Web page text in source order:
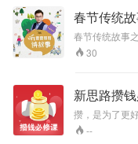
人、器量、骄
实……在作者凝
微、资质平平
错过的大家的
有震撼力的叙
育终成大才的
者:李志
春节传统
春节传统故事
中，有很多好
小朋友们也可
的事呢？ 在这
故事了解更多
会提示家长和
事，从而培养
一起贴春联，
30
新思路攒
攒，是为了更
--